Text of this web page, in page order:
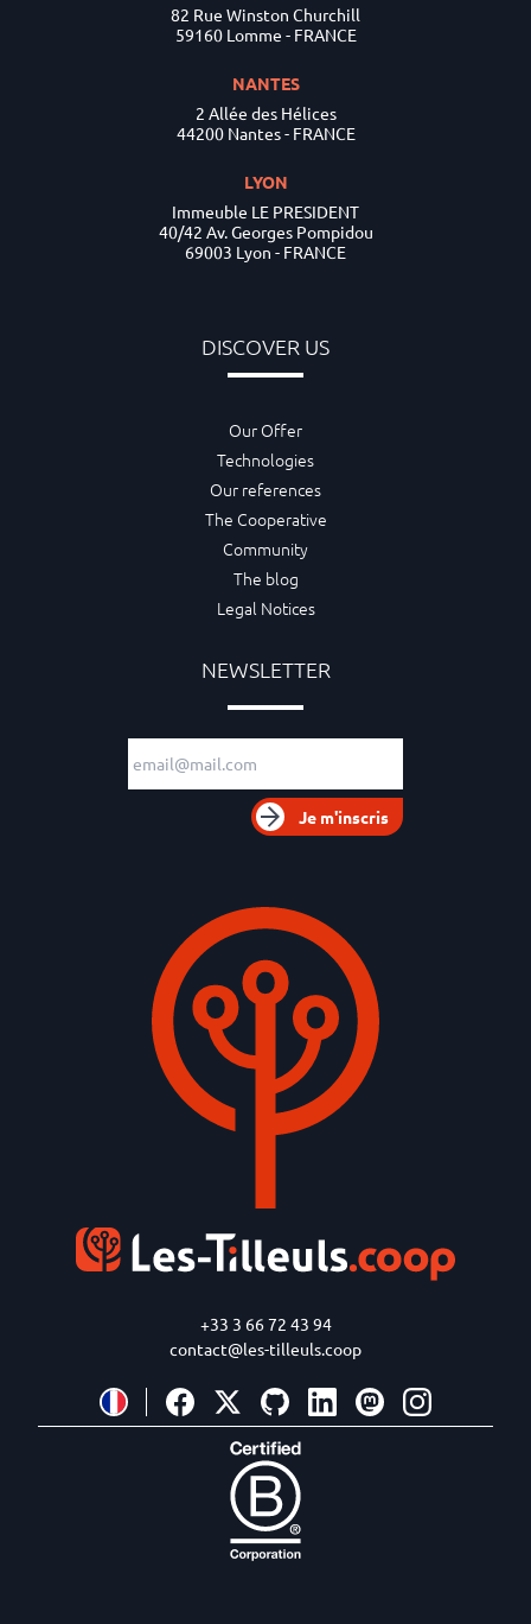
+33 3 66 72 43 94
contact@les-tilleuls.coop
82 Rue Winston Churchill
59160 Lomme - FRANCE
NANTES
2 Allée des Hélices
44200 Nantes - FRANCE
LYON
Immeuble LE PRESIDENT
40/42 Av. Georges Pompidou
69003 Lyon - FRANCE
DISCOVER US
Our Offer
Technologies
Our references
The Cooperative
Community
The blog
Legal Notices
NEWSLETTER
Adresse e-mail
Je m'inscris